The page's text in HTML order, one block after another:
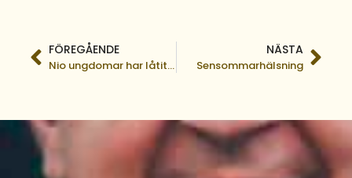
FÖREGÅENDE
Nio ungdomar har låtit döpa sig!
NÄSTA
Sensommarhälsning